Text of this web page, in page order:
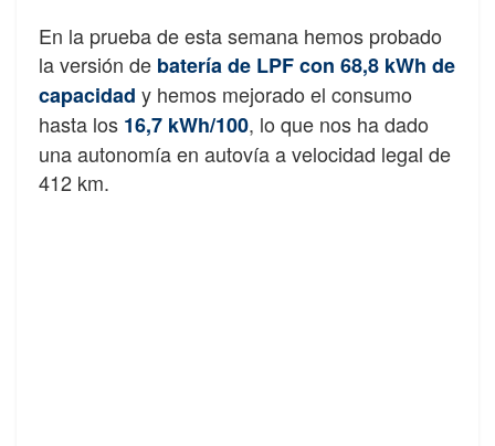
En la prueba de esta semana hemos probado
la versión de batería de LPF con 68,8 kWh de
capacidad y hemos mejorado el consumo
hasta los 16,7 kWh/100, lo que nos ha dado
una autonomía en autovía a velocidad legal de
412 km.